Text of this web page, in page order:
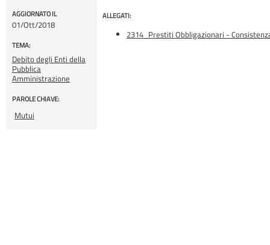
AGGIORNATO IL
01/Ott/2018
TEMA:
Debito degli Enti della
Pubblica
Amministrazione
PAROLE CHIAVE:
Mutui
ALLEGATI:
2314_Prestiti Obbligazionari -